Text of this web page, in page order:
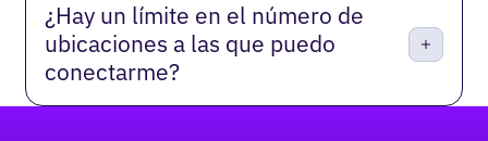
¿Hay un límite en el número de
ubicaciones a las que puedo
conectarme?